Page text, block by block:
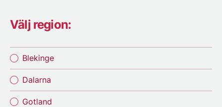
Välj region:
Blekinge
Dalarna
Gotland